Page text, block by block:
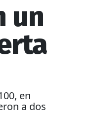
un
en
a dos